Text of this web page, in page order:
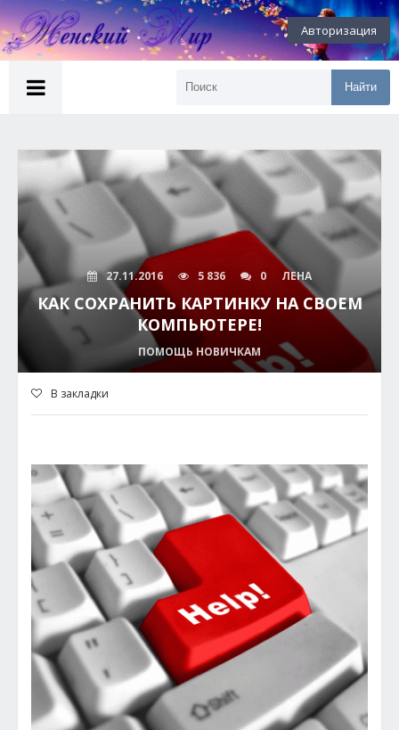
Авторизация
Найти
27.11.2016 5 836 0 ЛЕНА
КАК СОХРАНИТЬ КАРТИНКУ НА СВОЕМ
КОМПЬЮТЕРЕ!
ПОМОЩЬ НОВИЧКАМ
В закладки